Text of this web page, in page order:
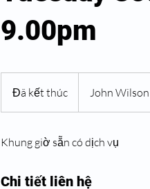
9.00pm
Đã kết thúc
ã
ế
t
John
Khung giờ sẵn có dịch vụ
Chi tiết liên hệ